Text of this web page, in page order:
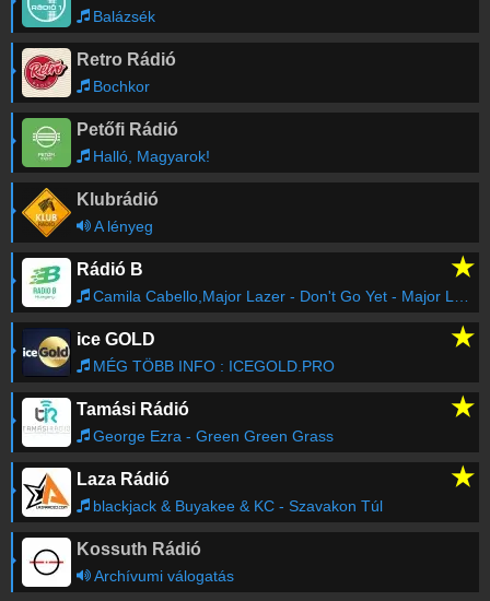
Balázsék
Retro Rádió
Bochkor
Petőfi Rádió
Halló, Magyarok!
Klubrádió
A lényeg
Rádió B ★
Camila Cabello,Major Lazer - Don't Go Yet - Major Lazer Remix
ice GOLD ★
MÉG TÖBB INFO : ICEGOLD.PRO
Tamási Rádió ★
George Ezra - Green Green Grass
Laza Rádió ★
blackjack & Buyakee & KC - Szavakon Túl
Kossuth Rádió
Archívumi válogatás